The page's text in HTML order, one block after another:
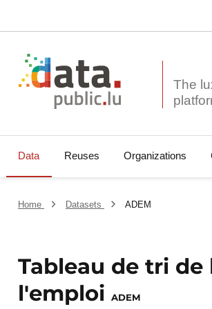
The
Data Reuses Organizations
Home Datasets ADEM
Tableau de tri
l'emploiADEM